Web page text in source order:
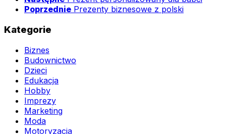
Poprzednie Prezenty biznesowe z polski
Kategorie
Biznes
Budownictwo
Dzieci
Edukacja
Hobby
Imprezy
Marketing
Moda
Motoryzacja